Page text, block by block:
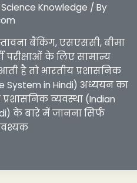
Knowledge / By
बैंकिंग, एसएससी, बीमा
परीक्षाओं के लिए सामान्य
है तो भारतीय प्रशासनिक
System in Hindi) अध्ययन का
व्यवस्था (Indian
के बारे में जानना सिर्फ